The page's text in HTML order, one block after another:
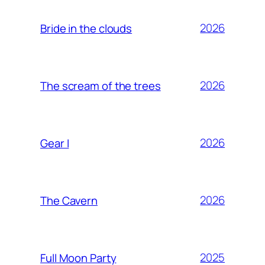
Bride in the clouds 2026
The scream of the trees 2026
Gear I 2026
The Cavern 2026
Full Moon Party 2025